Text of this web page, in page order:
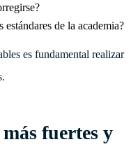
de la academia?
es fundamental realizar
fuertes y